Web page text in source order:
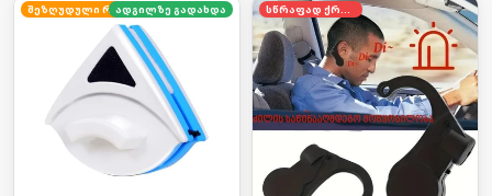
შეზღუდული რაოდენობა
ადგილზე გადახდა